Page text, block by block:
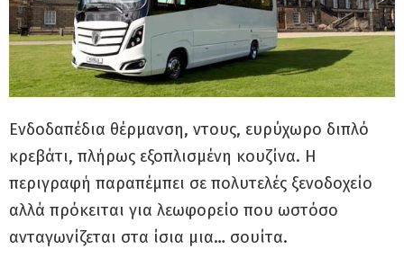
Ενδοδαπέδια θέρμανση, ντους, ευρύχωρο διπλό
κρεβάτι, πλήρως εξοπλισμένη κουζίνα. Η
περιγραφή παραπέμπει σε πολυτελές ξενοδοχείο
αλλά πρόκειται για λεωφορείο που ωστόσο
ανταγωνίζεται στα ίσια μια… σουίτα.